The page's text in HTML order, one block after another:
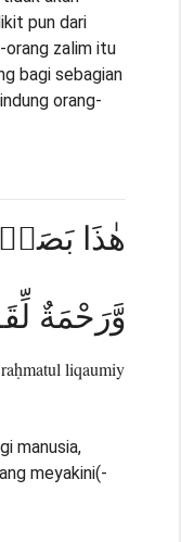
pun dari
orang zalim itu
bagi sebagian
orang-
هٰذَا
وَّرَحْمَةٌ
liqaumiy
manusia,
meyakini(-